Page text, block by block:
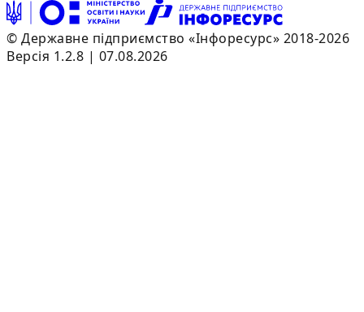
© Державне підприємство «Інфоресурс» 2018-2026
Версія 1.2.8 | 07.08.2026